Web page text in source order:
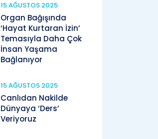
15 AĞUSTOS 2025
Organ Bağışında
‘Hayat Kurtaran İzin’
Temasıyla Daha Çok
İnsan Yaşama
Bağlanıyor
15 AĞUSTOS 2025
Canlıdan Nakilde
Dünyaya ‘Ders’
Veriyoruz